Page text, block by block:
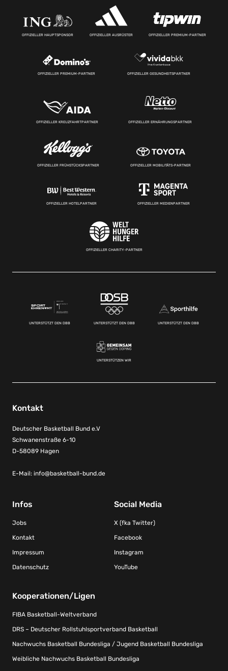
OFFIZIELLER HAUPTSPONSOR OFFIZIELLER AUSRÜSTER OFFIZIELLER PREMIUM-PARTNER
OFFIZIELLER PREMIUM-PARTNER OFFIZIELLER GESUNDHEITSPARTNER
OFFIZIELLER KREUZFAHRTPARTNER OFFIZIELLER ERNÄHRUNGSPARTNER
OFFIZIELLER FRÜHSTÜCKSPARTNER OFFIZIELLER MOBILITÄTS-PARTNER
OFFIZIELLER HOTELPARTNER OFFIZIELLER MEDIENPARTNER
OFFIZIELLER CHARITY-PARTNER
UNTERSTÜTZT DEN DBB UNTERSTÜTZT DEN DBB UNTERSTÜTZT DEN DBB
UNTERSTÜTZEN WIR
Kontakt
Deutscher Basketball Bund e.V
Schwanenstraße 6-10
D-58089 Hagen
E-Mail: info@basketball-bund.de
Infos
Jobs
Kontakt
Impressum
Datenschutz
Social Media
X (fka Twitter)
Facebook
Instagram
YouTube
Kooperationen/Ligen
FIBA Basketball-Weltverband
DRS – Deutscher Rollstuhlsportverband Basketball
Nachwuchs Basketball Bundesliga / Jugend Basketball Bundesliga
Weibliche Nachwuchs Basketball Bundesliga